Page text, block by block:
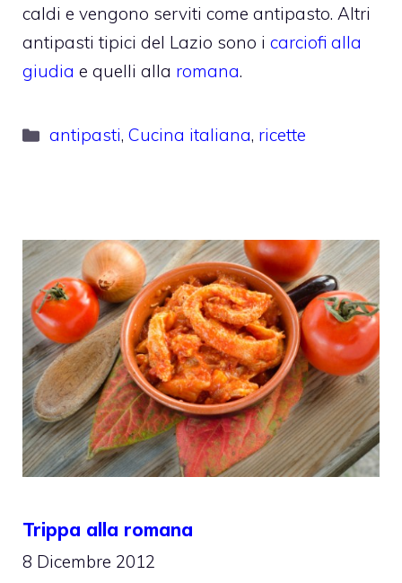
caldi e vengono serviti come antipasto. Altri
antipasti tipici del Lazio sono i carciofi alla
giudia e quelli alla romana.
Categorie
antipasti,Cucina italiana, ricette
Trippa alla romana
8 Dicembre 2012